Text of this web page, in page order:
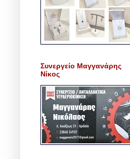
Συνεργείο Μαγγανάρης
Νίκος